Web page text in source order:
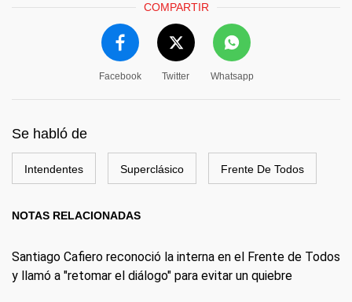
COMPARTIR
Facebook Twitter Whatsapp
Se habló de
Intendentes Superclásico Frente De Todos
NOTAS RELACIONADAS
Santiago Cafiero reconoció la interna en el Frente de Todos
y llamó a "retomar el diálogo" para evitar un quiebre